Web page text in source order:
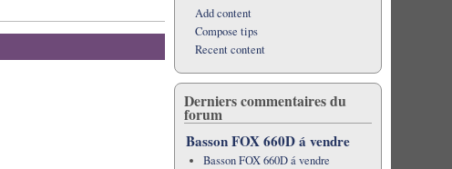
Add content
Compose tips
Recent content
Derniers commentaires du
forum
Basson FOX 660D á vendre
Basson FOX 660D á vendre